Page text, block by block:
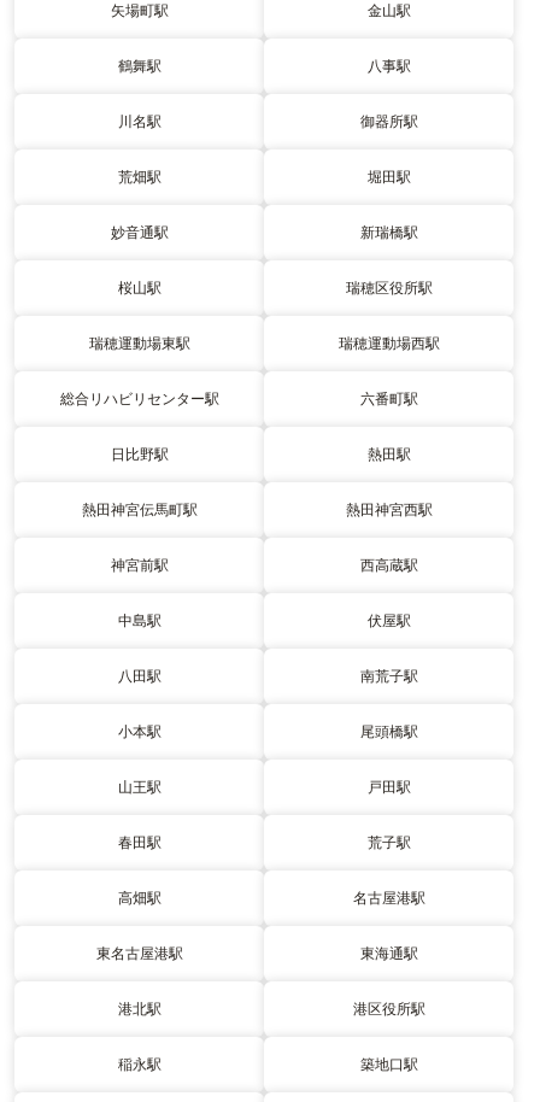
矢場町駅 金山駅
鶴舞駅 八事駅
川名駅 御器所駅
荒畑駅 堀田駅
妙音通駅 新瑞橋駅
桜山駅 瑞穂区役所駅
瑞穂運動場東駅 瑞穂運動場西駅
総合リハビリセンター駅 六番町駅
日比野駅 熱田駅
熱田神宮伝馬町駅 熱田神宮西駅
神宮前駅 西高蔵駅
中島駅 伏屋駅
八田駅 南荒子駅
小本駅 尾頭橋駅
山王駅 戸田駅
春田駅 荒子駅
高畑駅 名古屋港駅
東名古屋港駅 東海通駅
港北駅 港区役所駅
稲永駅 築地口駅